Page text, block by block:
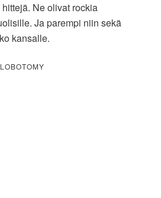
Ne olivat rockia
Ja parempi niin sekä
kansalle.